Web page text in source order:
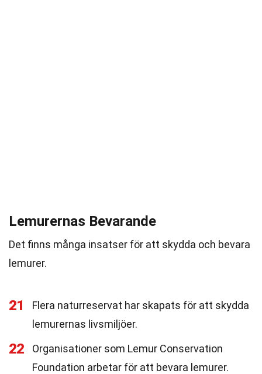
Lemurernas Bevarande
Det finns många insatser för att skydda och bevara
lemurer.
21
Flera naturreservat har skapats för att skydda
lemurernas livsmiljöer.
22
Organisationer som Lemur Conservation
Foundation arbetar för att bevara lemurer.